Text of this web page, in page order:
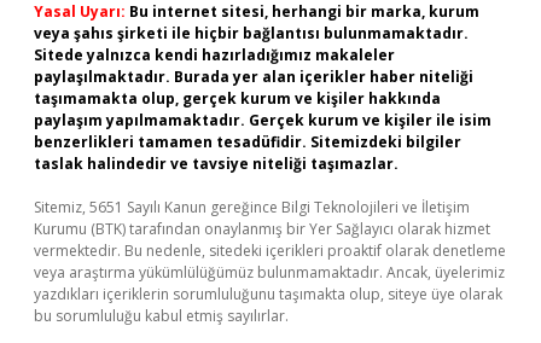
Yasal Uyarı: Bu internet sitesi, herhangi bir marka, kurum
veya şahıs şirketi ile hiçbir bağlantısı bulunmamaktadır.
Sitede yalnızca kendi hazırladığımız makaleler
paylaşılmaktadır. Burada yer alan içerikler haber niteliği
taşımamakta olup, gerçek kurum ve kişiler hakkında
paylaşım yapılmamaktadır. Gerçek kurum ve kişiler ile isim
benzerlikleri tamamen tesadüfidir. Sitemizdeki bilgiler
taslak halindedir ve tavsiye niteliği taşımazlar.
Sitemiz, 5651 Sayılı Kanun gereğince Bilgi Teknolojileri ve İletişim
Kurumu (BTK) tarafından onaylanmış bir Yer Sağlayıcı olarak hizmet
vermektedir. Bu nedenle, sitedeki içerikleri proaktif olarak denetleme
veya araştırma yükümlülüğümüz bulunmamaktadır. Ancak, üyelerimiz
yazdıkları içeriklerin sorumluluğunu taşımakta olup, siteye üye olarak
bu sorumluluğu kabul etmiş sayılırlar.